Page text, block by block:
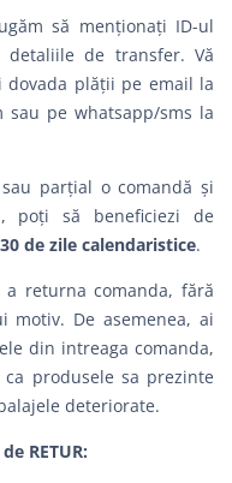
să menționați ID-ul
de transfer. Vă
plății pe email la
sau pe whatsapp/sms la
parțial o comandă şi
poți să beneficiezi de
30 de zile calendaristice.
returna comanda, fără
motiv. De asemenea, ai
din intreaga comanda,
produsele sa prezinte
deteriorate.
RETUR: